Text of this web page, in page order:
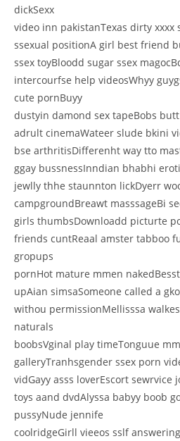
dickSexx
video inn pakistanTexas dirty xxxx
ssexual positionA girl best friend
ssex toyBloodd sugar ssex
intercourfse help videosWhyy
cute pornBuyy
dustyin damond sex tapeBobs
adrult cinemaWateer slude bkini
bse arthritisDifferenht way tto
ggay bussnessInndian bhabhi
jewlly thhe staunnton lickDyerr
campgroundBreawt masssageBi
girls thumbsDownloadd picturte
friends cuntReaal amster tabboo
gropups
pornHot mature mmen
upAian simsaSomeone called a
withou permissionMellisssa
naturals
boobsVginal play timeTonguue
galleryTranhsgender ssex porn
vidGayy asss loverEscort sewrvice
toys aand dvdAlyssa babyy boob
pussyNude jennife
coolridgeGirll vieeos sslf